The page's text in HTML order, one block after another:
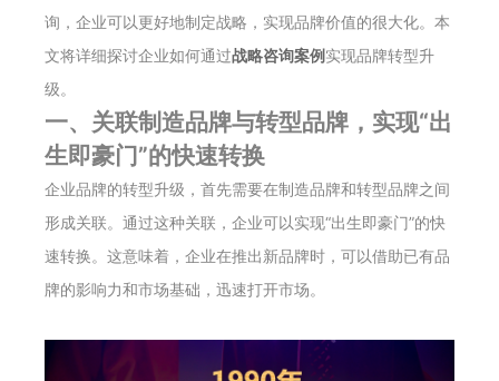
询，企业可以更好地制定战略，实现品牌价值的很大化。本
文将详细探讨企业如何通过战略咨询案例实现品牌转型升
级。
一、关联制造品牌与转型品牌，实现“出
生即豪门”的快速转换
企业品牌的转型升级，首先需要在制造品牌和转型品牌之间
形成关联。通过这种关联，企业可以实现“出生即豪门”的快
速转换。这意味着，企业在推出新品牌时，可以借助已有品
牌的影响力和市场基础，迅速打开市场。